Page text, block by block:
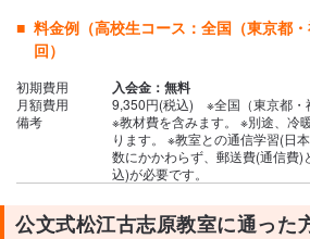
料金例（高校生コース：全国（東京都
回）
初期費用 入会金：無料
月額費用
9,350円(税込) ※全国（東京都・
備考
※教材費を含みます。 ※別途、冷
ります。 ※教室との通信学習(日
数にかかわらず、郵送費(通信費)
込)が必要です。
公文式松江古志原教室に通った